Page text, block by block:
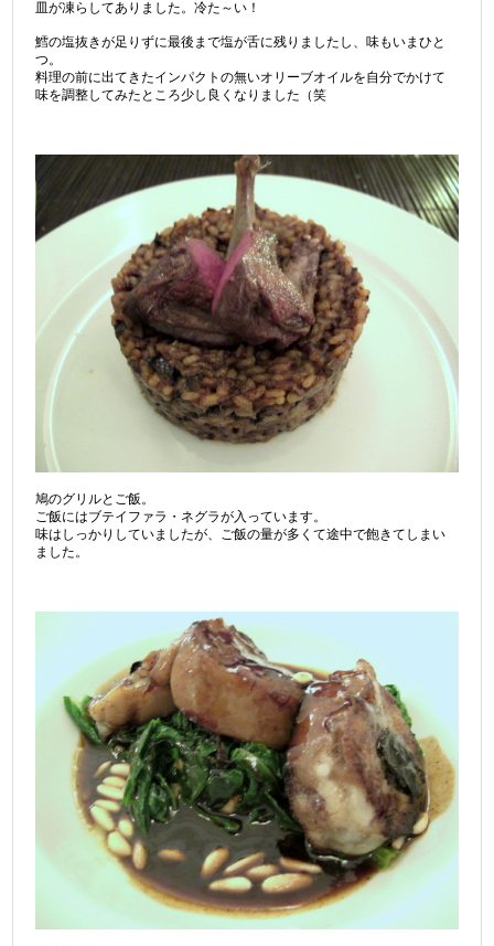
皿が凍らしてありました。冷た～い！
鱈の塩抜きが足りずに最後まで塩が舌に残りましたし、味もいまひと
つ。
料理の前に出てきたインパクトの無いオリーブオイルを自分でかけて
味を調整してみたところ少し良くなりました（笑
鳩のグリルとご飯。
ご飯にはブテイファラ・ネグラが入っています。
味はしっかりしていましたが、ご飯の量が多くて途中で飽きてしまい
ました。